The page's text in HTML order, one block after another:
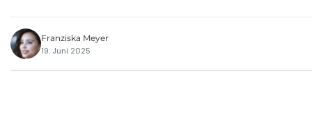
Franziska Meyer
19. Juni 2025